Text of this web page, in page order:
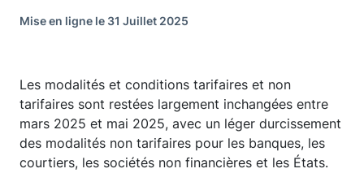
Mise en ligne le 31 Juillet 2025
Les modalités et conditions tarifaires et non
tarifaires sont restées largement inchangées entre
mars 2025 et mai 2025, avec un léger durcissement
des modalités non tarifaires pour les banques, les
courtiers, les sociétés non financières et les États.